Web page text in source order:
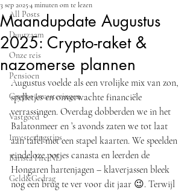
All Posts
Duurzaam
Onze reis
Pensioen
Crypto Investeringen
Vastgoed
Investeringstips
Barista Fire NL
Geld&Gedrag
Maandupdate Augustus
2025: Crypto-raket &
nazomerse plannen
3 sep 20254 minuten om te lezen
Augustus voelde als een vrolijke mix van zon,
spelletjes en onverwachte financiële
verrassingen. Overdag dobberden we in het
Balatonmeer en ’s avonds zaten we tot laat
aan tafel met een stapel kaarten. We speelden
eindeloze potjes canasta en leerden de
Hongaren hartenjagen – klaverjassen bleek
nog een brug te ver voor dit jaar 😉. Terwijl